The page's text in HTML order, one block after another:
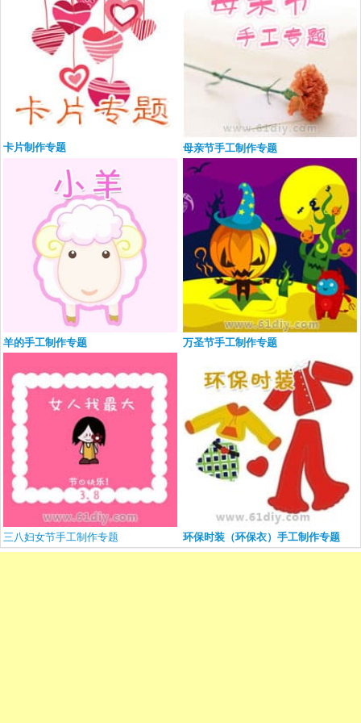
卡片制作专题 母亲节手工制作专题
羊的手工制作专题 万圣节手工制作专题
三八妇女节手工制作专题 环保时装（环保衣）手工制作专题